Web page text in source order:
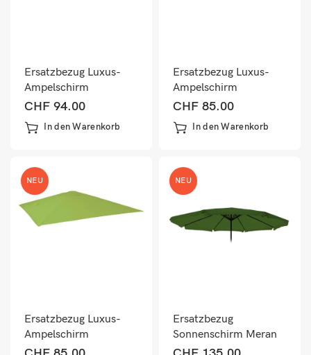
Ersatzbezug Luxus-
Ampelschirm
Sonnenschirmbezug
3x3m terracotta
CHF 94.00
In den Warenkorb
Ersatzbezug Luxus-
Ampelschirm
Sonnenschirmbezug
3x3m blau
CHF 85.00
In den Warenkorb
NEU
Ersatzbezug Luxus-
Ampelschirm
Sonnenschirmbezug
NEU
Ersatzbezug
Sonnenschirm Meran
Pro Marktschirm mit